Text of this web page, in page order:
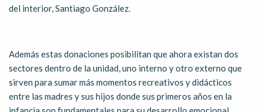
del interior, Santiago González.
Además estas donaciones posibilitan que ahora existan dos
sectores dentro de la unidad, uno interno y otro externo que
sirven para sumar más momentos recreativos y didácticos
entre las madres y sus hijos donde sus primeros años en la